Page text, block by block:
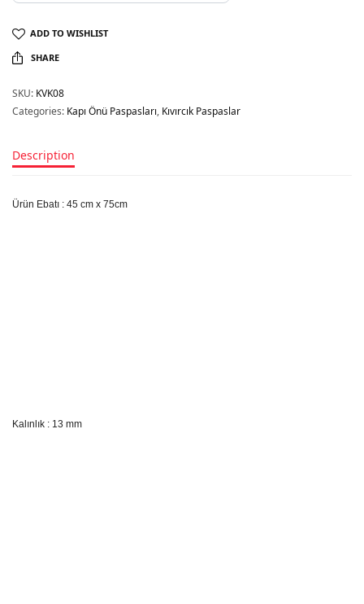
ADD TO WISHLIST
SHARE
SKU: KVK08
Categories: Kapı Önü Paspasları, Kıvırcık Paspaslar
Description
Ürün Ebatı : 45 cm x 75cm
Kalınlık : 13 mm